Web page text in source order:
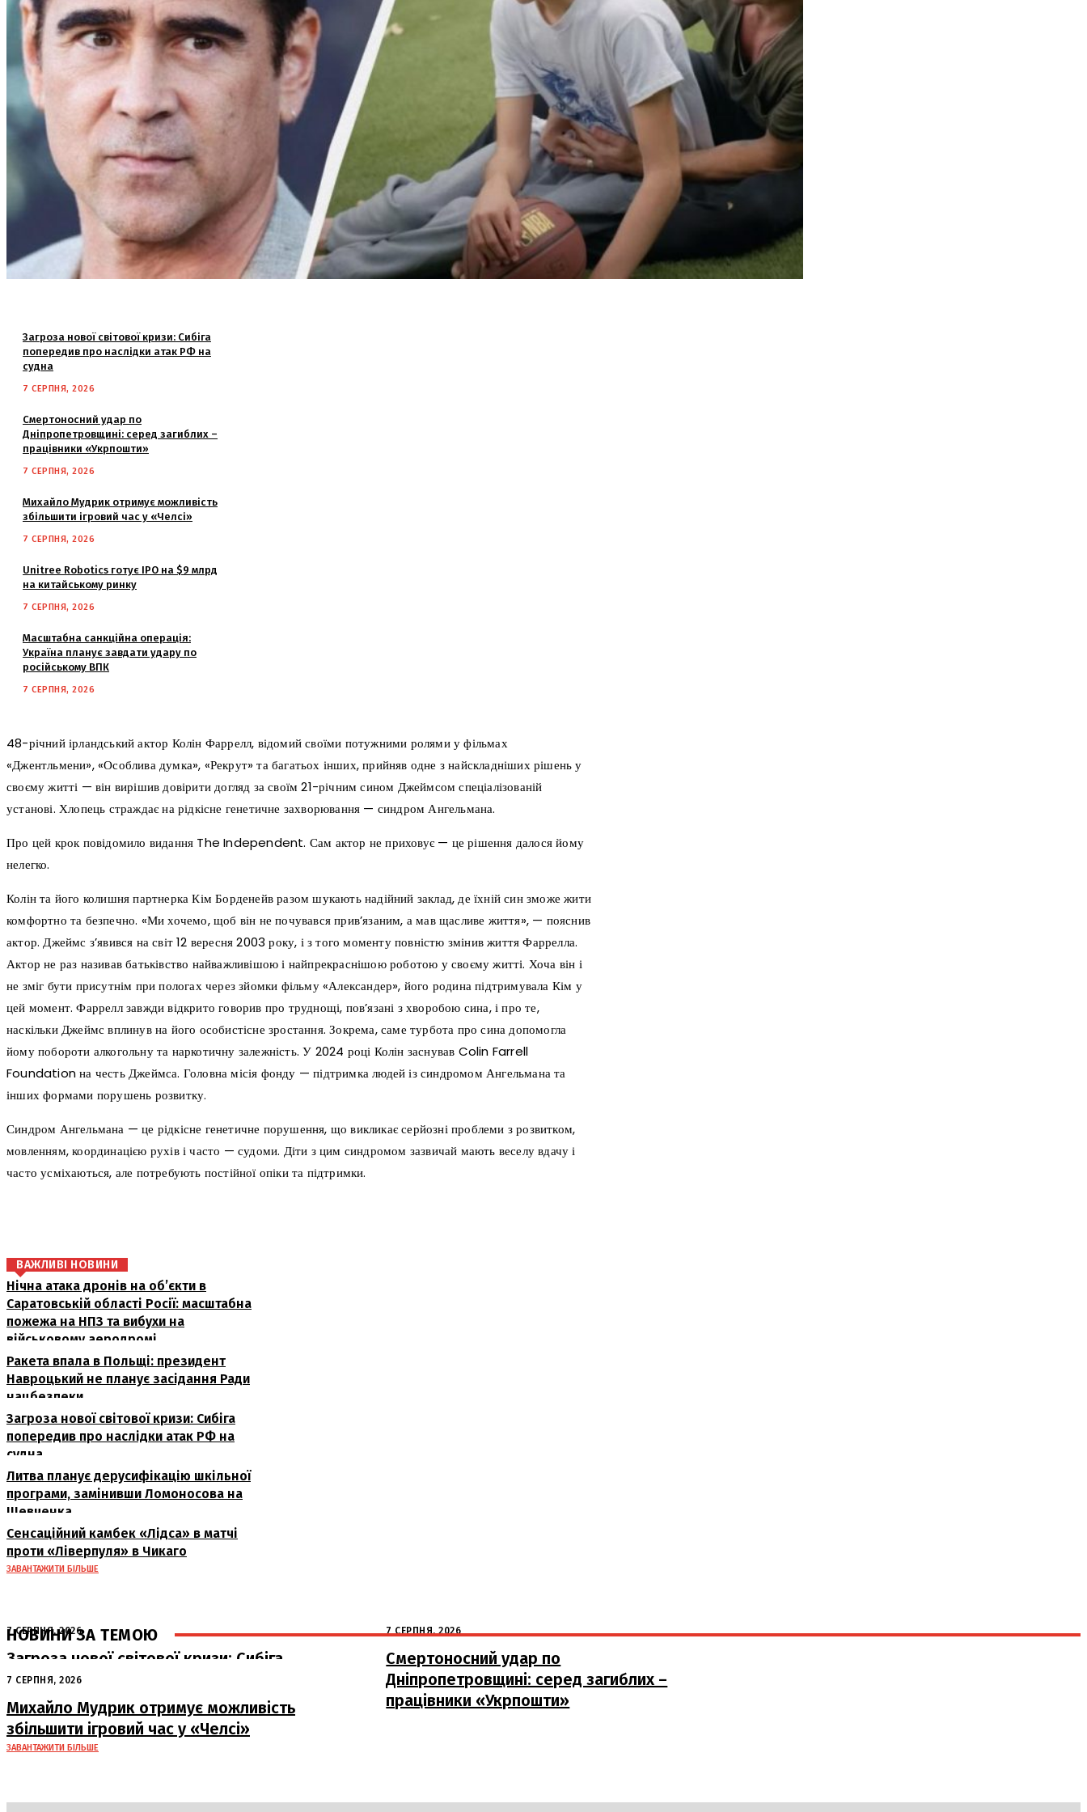
Загроза нової світової кризи: Сибіга
попередив про наслідки атак РФ на
судна
7 СЕРПНЯ, 2026
Смертоносний удар по
Дніпропетровщині: серед загиблих –
працівники «Укрпошти»
7 СЕРПНЯ, 2026
Михайло Мудрик отримує можливість
збільшити ігровий час у «Челсі»
7 СЕРПНЯ, 2026
Unitree Robotics готує IPO на $9 млрд
на китайському ринку
7 СЕРПНЯ, 2026
Масштабна санкційна операція:
Україна планує завдати удару по
російському ВПК
7 СЕРПНЯ, 2026
48-річний ірландський актор Колін Фаррелл, відомий своїми потужними ролями у фільмах
«Джентльмени», «Особлива думка», «Рекрут» та багатьох інших, прийняв одне з найскладніших рішень у
своєму житті — він вирішив довірити догляд за своїм 21-річним сином Джеймсом спеціалізованій
установі. Хлопець страждає на рідкісне генетичне захворювання — синдром Ангельмана.
Про цей крок повідомило видання The Independent. Сам актор не приховує — це рішення далося йому
нелегко.
Колін та його колишня партнерка Кім Борденейв разом шукають надійний заклад, де їхній син зможе жити
комфортно та безпечно. «Ми хочемо, щоб він не почувався прив’язаним, а мав щасливе життя», — пояснив
актор. Джеймс з’явився на світ 12 вересня 2003 року, і з того моменту повністю змінив життя Фаррелла.
Актор не раз називав батьківство найважливішою і найпрекраснішою роботою у своєму житті. Хоча він і
не зміг бути присутнім при пологах через зйомки фільму «Александер», його родина підтримувала Кім у
цей момент. Фаррелл завжди відкрито говорив про труднощі, пов’язані з хворобою сина, і про те,
наскільки Джеймс вплинув на його особистісне зростання. Зокрема, саме турбота про сина допомогла
йому побороти алкогольну та наркотичну залежність. У 2024 році Колін заснував Colin Farrell
Foundation на честь Джеймса. Головна місія фонду — підтримка людей із синдромом Ангельмана та
інших формами порушень розвитку.
Синдром Ангельмана — це рідкісне генетичне порушення, що викликає серйозні проблеми з розвитком,
мовленням, координацією рухів і часто — судоми. Діти з цим синдромом зазвичай мають веселу вдачу і
часто усміхаються, але потребують постійної опіки та підтримки.
ВАЖЛИВІ НОВИНИ
Нічна атака дронів на об’єкти в
Саратовській області Росії: масштабна
пожежа на НПЗ та вибухи на
військовому аеродромі
Ракета впала в Польщі: президент
Навроцький не планує засідання Ради
нацбезпеки
Загроза нової світової кризи: Сибіга
попередив про наслідки атак РФ на
судна
Литва планує дерусифікацію шкільної
програми, замінивши Ломоносова на
Шевченка
Сенсаційний камбек «Лідса» в матчі
проти «Ліверпуля» в Чикаго
ЗАВАНТАЖИТИ БІЛЬШЕ
НОВИНИ ЗА ТЕМОЮ
7 СЕРПНЯ, 2026
Загроза нової світової кризи: Сибіга
попередив про наслідки атак РФ на
судна
7 СЕРПНЯ, 2026
Смертоносний удар по
Дніпропетровщині: серед загиблих –
працівники «Укрпошти»
7 СЕРПНЯ, 2026
Михайло Мудрик отримує можливість
збільшити ігровий час у «Челсі»
ЗАВАНТАЖИТИ БІЛЬШЕ